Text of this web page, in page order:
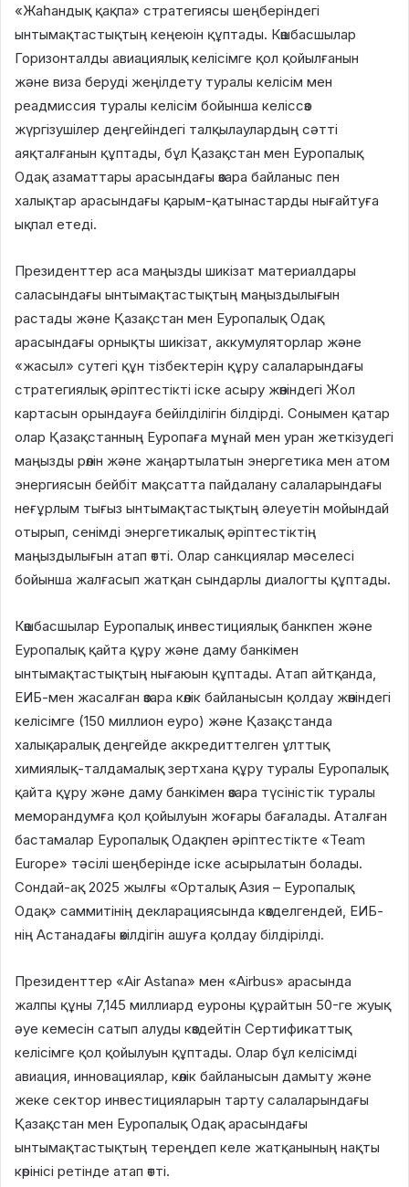
«Жаһандық қақпа» стратегиясы шеңберіндегі
ынтымақтастықтың кеңеюін құптады. Көшбасшылар
Горизонталды авиациялық келісімге қол қойылғанын
және виза беруді жеңілдету туралы келісім мен
реадмиссия туралы келісім бойынша келіссөз
жүргізушілер деңгейіндегі талқылаулардың сәтті
аяқталғанын құптады, бұл Қазақстан мен Еуропалық
Одақ азаматтары арасындағы өзара байланыс пен
халықтар арасындағы қарым-қатынастарды нығайтуға
ықпал етеді.
Президенттер аса маңызды шикізат материалдары
саласындағы ынтымақтастықтың маңыздылығын
растады және Қазақстан мен Еуропалық Одақ
арасындағы орнықты шикізат, аккумуляторлар және
«жасыл» сутегі құн тізбектерін құру салаларындағы
стратегиялық әріптестікті іске асыру жөніндегі Жол
картасын орындауға бейілділігін білдірді. Сонымен қатар
олар Қазақстанның Еуропаға мұнай мен уран жеткізудегі
маңызды рөлін және жаңартылатын энергетика мен атом
энергиясын бейбіт мақсатта пайдалану салаларындағы
неғұрлым тығыз ынтымақтастықтың әлеуетін мойындай
отырып, сенімді энергетикалық әріптестіктің
маңыздылығын атап өтті. Олар санкциялар мәселесі
бойынша жалғасып жатқан сындарлы диалогты құптады.
Көшбасшылар Еуропалық инвестициялық банкпен және
Еуропалық қайта құру және даму банкімен
ынтымақтастықтың нығаюын құптады. Атап айтқанда,
ЕИБ-мен жасалған өзара көлік байланысын қолдау жөніндегі
келісімге (150 миллион еуро) және Қазақстанда
халықаралық деңгейде аккредиттелген ұлттық
химиялық-талдамалық зертхана құру туралы Еуропалық
қайта құру және даму банкімен өзара түсіністік туралы
меморандумға қол қойылуын жоғары бағалады. Аталған
бастамалар Еуропалық Одақпен әріптестікте «Team
Europe» тәсілі шеңберінде іске асырылатын болады.
Сондай-ақ 2025 жылғы «Орталық Азия – Еуропалық
Одақ» саммитінің декларациясында көзделгендей, ЕИБ-
нің Астанадағы өкілдігін ашуға қолдау білдірілді.
Президенттер «Air Astana» мен «Airbus» арасында
жалпы құны 7,145 миллиард еуроны құрайтын 50-ге жуық
әуе кемесін сатып алуды көздейтін Сертификаттық
келісімге қол қойылуын құптады. Олар бұл келісімді
авиация, инновациялар, көлік байланысын дамыту және
жеке сектор инвестицияларын тарту салаларындағы
Қазақстан мен Еуропалық Одақ арасындағы
ынтымақтастықтың тереңдеп келе жатқанының нақты
көрінісі ретінде атап өтті.